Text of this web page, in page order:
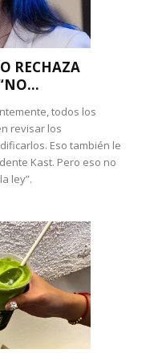
RECHAZA
todos los
revisar los
Eso también le
Kast. Pero eso no
ley”.